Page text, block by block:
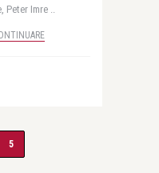
Peter Imre ..
5